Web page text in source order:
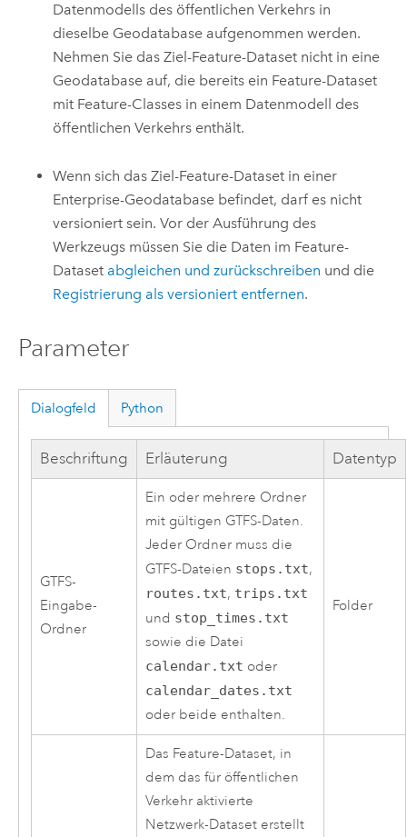
Datenmodells des öffentlichen Verkehrs in
dieselbe Geodatabase aufgenommen werden.
Nehmen Sie das Ziel-Feature-Dataset nicht in eine
Geodatabase auf, die bereits ein Feature-Dataset
mit Feature-Classes in einem Datenmodell des
öffentlichen Verkehrs enthält.
Wenn sich das Ziel-Feature-Dataset in einer
Enterprise-Geodatabase befindet, darf es nicht
versioniert sein. Vor der Ausführung des
Werkzeugs müssen Sie die Daten im Feature-
Dataset abgleichen und zurückschreiben und die
Registrierung als versioniert entfernen.
Parameter
Dialogfeld Python
Beschriftung Erläuterung Datentyp
GTFS-
Eingabe-
Ordner
Ein oder mehrere Ordner
mit gültigen GTFS-Daten.
Jeder Ordner muss die
GTFS-Dateien stops.txt,
routes.txt, trips.txt
und stop_times.txt
sowie die Datei
calendar.txt oder
calendar_dates.txt
oder beide enthalten.
Folder
Das Feature-Dataset, in
dem das für öffentlichen
Verkehr aktivierte
Netzwerk-Dataset erstellt